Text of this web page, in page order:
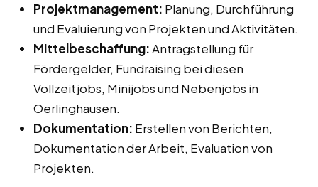
Projektmanagement: Planung, Durchführung
und Evaluierung von Projekten und Aktivitäten.
Mittelbeschaffung:Antragstellung für
Fördergelder, Fundraising bei diesen
Vollzeitjobs, Minijobs und Nebenjobs in
Oerlinghausen.
Dokumentation: Erstellen von Berichten,
Dokumentation der Arbeit, Evaluation von
Projekten.